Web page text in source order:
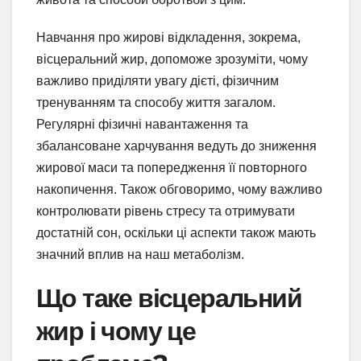
Навчання про жирові відкладення, зокрема,
вісцеральний жир, допоможе зрозуміти, чому
важливо приділяти увагу дієті, фізичним
тренуванням та способу життя загалом.
Регулярні фізичні навантаження та
збалансоване харчування ведуть до зниження
жирової маси та попередження її повторного
накопичення. Також обговоримо, чому важливо
контролювати рівень стресу та отримувати
достатній сон, оскільки ці аспекти також мають
значний вплив на наш метаболізм.
Що таке вісцеральний
жир і чому це